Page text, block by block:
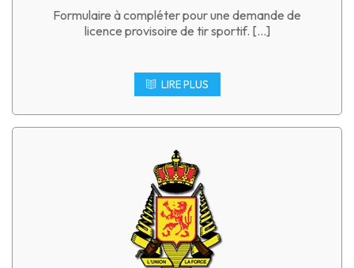
Formulaire à compléter pour une demande de
licence provisoire de tir sportif. […]
LIRE PLUS